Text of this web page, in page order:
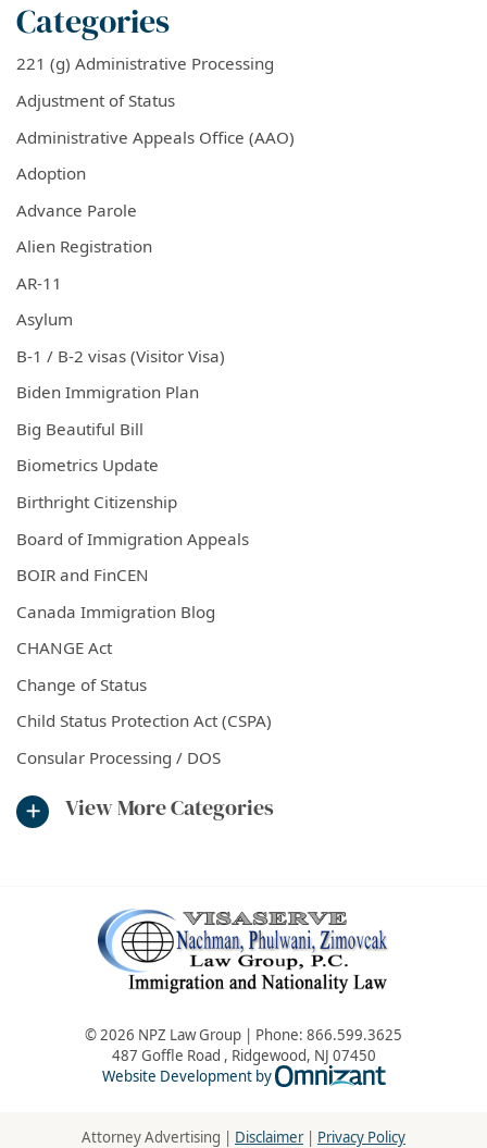
Categories
221 (g) Administrative Processing
Adjustment of Status
Administrative Appeals Office (AAO)
Adoption
Advance Parole
Alien Registration
AR-11
Asylum
B-1 / B-2 visas (Visitor Visa)
Biden Immigration Plan
Big Beautiful Bill
Biometrics Update
Birthright Citizenship
Board of Immigration Appeals
BOIR and FinCEN
Canada Immigration Blog
CHANGE Act
Change of Status
Child Status Protection Act (CSPA)
Consular Processing / DOS
View More Categories
© 2026 NPZ Law Group | Phone: 866.599.3625
487 Goffle Road , Ridgewood, NJ 07450
Website Development by
Omnizant -
Attorney Advertising | Disclaimer| Privacy Policy